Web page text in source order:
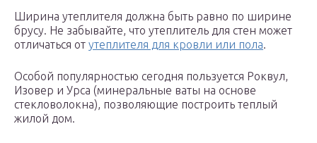
Ширина утеплителя должна быть равно по ширине
брусу. Не забывайте, что утеплитель для стен может
отличаться от утеплителя для кровли или пола.
Особой популярностью сегодня пользуется Роквул,
Изовер и Урса (минеральные ваты на основе
стекловолокна), позволяющие построить теплый
жилой дом.